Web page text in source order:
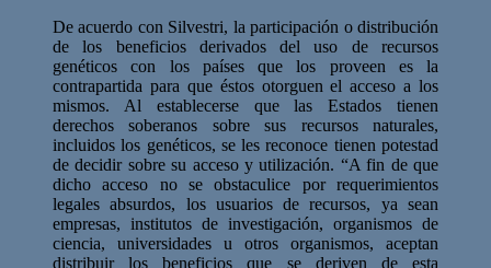
De acuerdo con Silvestri, la participación o distribución
de los beneficios derivados del uso de recursos
genéticos con los países que los proveen es la
contrapartida para que éstos otorguen el acceso a los
mismos. Al establecerse que las Estados tienen
derechos soberanos sobre sus recursos naturales,
incluidos los genéticos, se les reconoce tienen potestad
de decidir sobre su acceso y utilización. “A fin de que
dicho acceso no se obstaculice por requerimientos
legales absurdos, los usuarios de recursos, ya sean
empresas, institutos de investigación, organismos de
ciencia, universidades u otros organismos, aceptan
distribuir los beneficios que se deriven de esta